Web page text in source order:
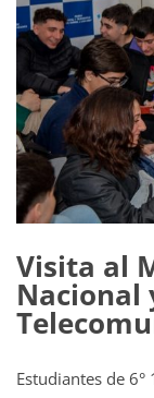
Visita al
Nacional
Estudiantes de 6°